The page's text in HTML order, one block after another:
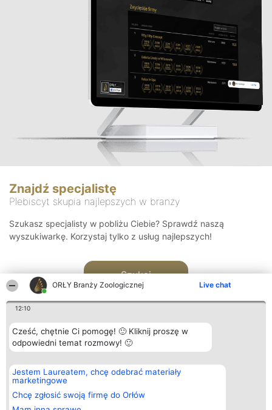
ORŁY Branży Zoologicznej Live chat
12:10
Cześć, chętnie Ci pomogę! 🙂 Kliknij proszę w
odpowiedni temat rozmowy! 🙂
Jestem Laureatem, chcę odebrać materiały
marketingowe
Chcę zgłosić swoją firmę do Orłów
Znajdź specjalistę
Plebiscyt skupia najlepszych w branży
Szukasz specjalisty w pobliżu Ciebie? Sprawdź naszą
wyszukiwarkę. Korzystaj tylko z usług najlepszych!
Szukaj
Organizator plebiscytu
Bright Side Solutions sp. z o.
o. sp. k.
ul. Ruska 22
Wrocław 50-079
Plebiscyt
Laureaci
wszystkich
Laureatów
Kontakt
Kontakt